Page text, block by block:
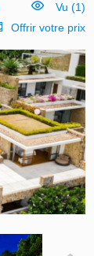
Vu (1)
Offrir votre prix